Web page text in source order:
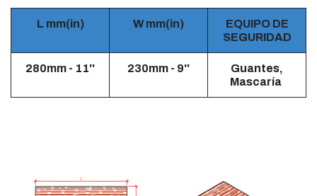
L mm(in) W mm(in)
EQUIPO DE
SEGURIDAD
280mm - 11'' 230mm - 9''
Guantes,
Mascaría